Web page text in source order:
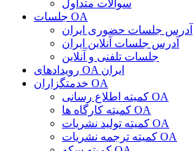
سوالات متداول
جلسات OA
آدرس جلسات حضوری ایران
آدرس جلسات آنلاین ایران
جلسات تلفنی و آنلاین
رویدادهای OA ایران
خدمتگزاران OA
کمیته اطلاع رسانی OA
کمیته کارگاه ها OA
کمیته تولید نشریات OA
کمیته ترجمه نشریات OA